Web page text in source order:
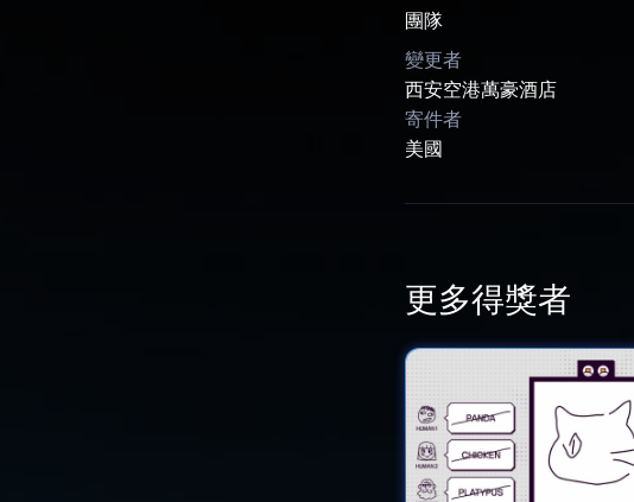
團隊
變更者
西安空港萬豪酒店
寄件者
美國
更多得獎者